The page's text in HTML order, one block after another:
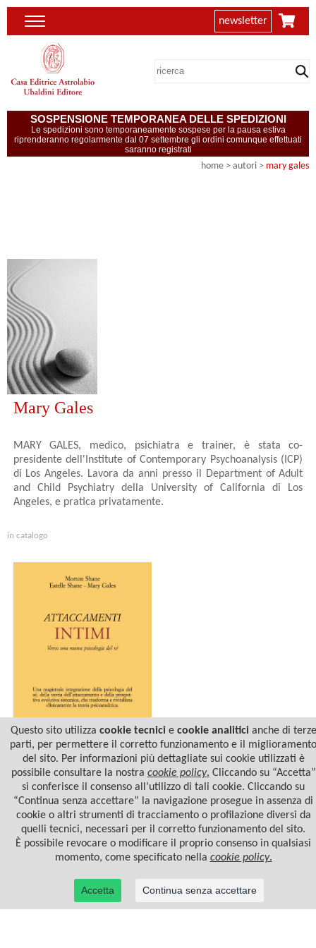
newsletter
SOSPENSIONE TEMPORANEA DELLE SPEDIZIONI
Le spedizioni sono temporaneamente sospese per la pausa estiva
riprenderanno regolarmente dal 07 settembre gli ordini comunque effettuati
saranno registrati
home > autori > mary gales
Mary Gales
MARY GALES, medico, psichiatra e trainer, è stata co-
presidente dell'Institute of Contemporary Psychoanalysis (ICP)
di Los Angeles. Lavora da anni presso il Department of Adult
and Child Psychiatry della University of California di Los
Angeles, e pratica privatamente.
in catalogo
ATTACCAMENTI INTIMI
Questo sito utilizza cookie tecnicie cookie analiticianche di terze
parti, per permettere il corretto funzionamento e il miglioramento
del sito. Per informazioni più dettagliate sui cookie utilizzati è
possibile consultare la nostra cookie policy. Cliccando su “Accetta”
si conferisce il consenso all’utilizzo di tali cookie. Cliccando su
“Continua senza accettare” la navigazione prosegue in assenza di
cookie o altri strumenti di tracciamento o profilazione diversi da
quelli tecnici, necessari per il corretto funzionamento del sito.
È possibile revocare o modificare il proprio consenso in qualsiasi
momento, come specificato nella cookie policy.
Accetta Continua senza accettare